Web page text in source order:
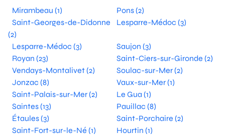
Mirambeau (1)
Pons (2)
Saint-Georges-de-Didonne
(2)
Lesparre-Médoc (3)
Lesparre-Médoc (3)
Saujon (3)
Royan (23)
Saint-Ciers-sur-Gironde (2)
Vendays-Montalivet (2)
Soulac-sur-Mer (2)
Jonzac (8)
Vaux-sur-Mer (1)
Saint-Palais-sur-Mer (2)
Le Gua (1)
Saintes (13)
Pauillac (8)
Étaules (3)
Saint-Porchaire (2)
Saint-Fort-sur-le-Né (1)
Hourtin (1)